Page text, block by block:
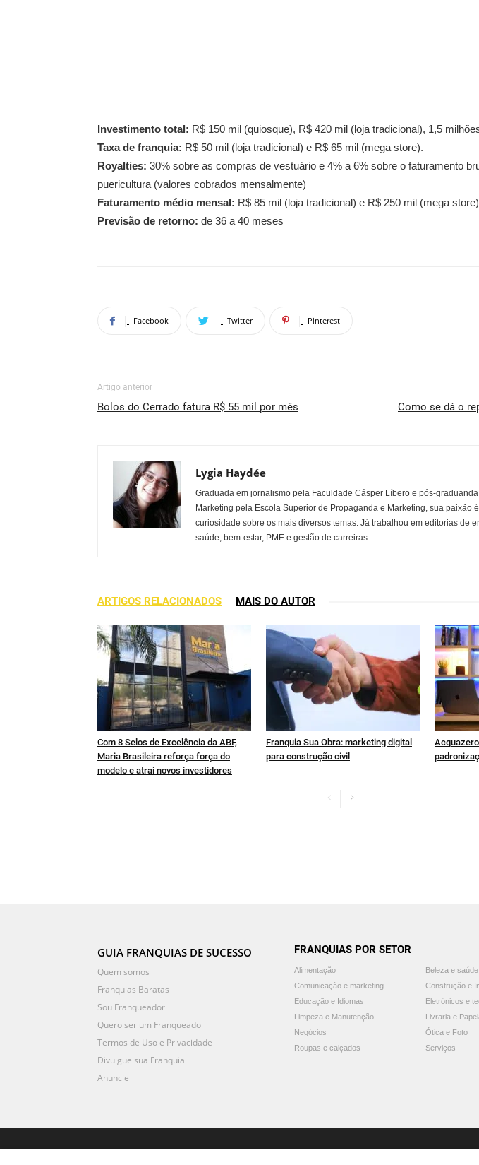
Investimento total: R$ 150 mil (quiosque), R$ 420 mil (loja tradicional), 1,5
Taxa de franquia: R$ 50 mil (loja tradicional) e R$ 65 mil (mega store).
Royalties: 30% sobre as compras de vestuário e 4% a 6% sobre o faturamento
puericultura (valores cobrados mensalmente)
Faturamento médio mensal: R$ 85 mil (loja tradicional) e R$ 250 mil (mega
Previsão de retorno: de 36 a 40 meses
Facebook Twitter Pinterest
Artigo anterior
Bolos do Cerrado fatura R$ 55 mil por mês Como se dá o
Lygia Haydée
Graduada em jornalismo pela Faculdade Cásper Líbero e pós-
Marketing pela Escola Superior de Propaganda e Marketing, sua paixão
curiosidade sobre os mais diversos temas. Já trabalhou em editorias de
saúde, bem-estar, PME e gestão de carreiras.
ARTIGOS RELACIONADOS MAIS DO AUTOR
Com 8 Selos de Excelência da ABF,
Maria Brasileira reforça força do
modelo e atrai novos investidores
Franquia Sua Obra: marketing digital
para construção civil
GUIA FRANQUIAS DE SUCESSO
Quem somos
Franquias Baratas
Sou Franqueador
Quero ser um Franqueado
Termos de Uso e Privacidade
Divulgue sua Franquia
Anuncie
FRANQUIAS POR SETOR
Alimentação Beleza e saúde
Comunicação e marketing
Construção e
Educação e Idiomas
Eletrônicos e
Limpeza e Manutenção
Livraria e
Negócios
Ótica e Foto
Roupas e calçados
Serviços